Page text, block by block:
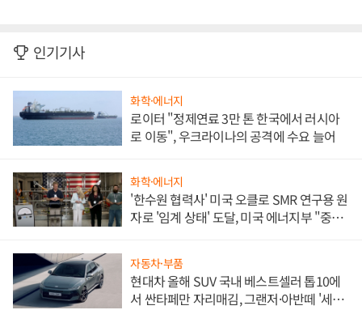
인기기사
화학·에너지
로이터 "정제연료 3만 톤 한국에서 러시아
로 이동", 우크라이나의 공격에 수요 늘어
화학·에너지
'한수원 협력사' 미국 오클로 SMR 연구용 원
자로 '임계 상태' 도달, 미국 에너지부 "중요
자동차·부품
현대차 올해 SUV 국내 베스트셀러 톱10에
서 싼타페만 자리매김, 그랜저·아반떼 '세단